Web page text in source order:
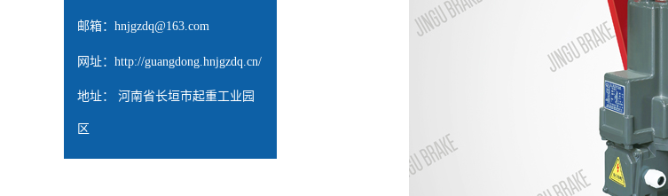
邮箱： hnjgzdq@163.com
网址： http://guangdong.hnjgzdq.cn/
地址： 河南省长垣市起重工业园
区